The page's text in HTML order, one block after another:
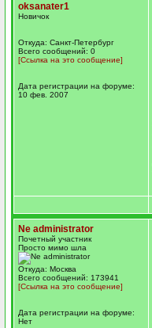
oksanater1
Новичок
Откуда: Санкт-Петербург
Всего сообщений: 0
[Ссылка на это сообщение]
Дата регистрации на форуме:
10 фев. 2007
Ne administrator
Почетный участник
Просто мимо шла
Откуда: Москва
Всего сообщений: 173941
[Ссылка на это сообщение]
Дата регистрации на форуме:
Нет